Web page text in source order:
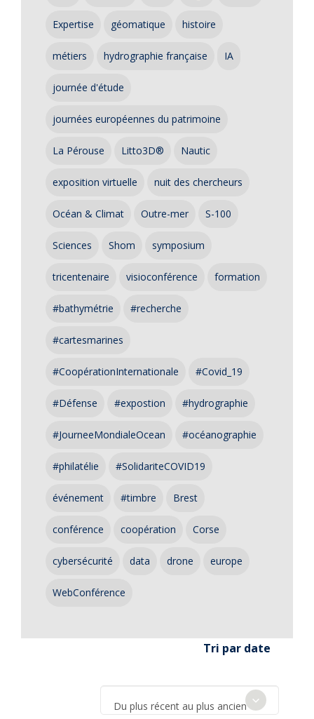
Expertise géomatique histoire
métiers hydrographie française IA
journée d'étude
journées européennes du patrimoine
La Pérouse Litto3D® Nautic
exposition virtuelle nuit des chercheurs
Océan & Climat Outre-mer S-100
Sciences Shom symposium
tricentenaire visioconférence formation
#bathymétrie #recherche
#cartesmarines
#CoopérationInternationale #Covid_19
#Défense #expostion #hydrographie
#JourneeMondialeOcean #océanographie
#philatélie #SolidariteCOVID19
événement #timbre Brest
conférence coopération Corse
cybersécurité data drone europe
WebConférence
Tri par date
Du plus récent au plus ancien